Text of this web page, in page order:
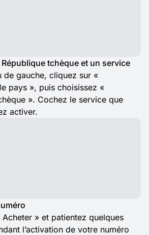
tchèque et un service
de gauche, cliquez sur «
pays », puis choisissez «
». Cochez le service que
activer.
» et patientez quelques
l’activation de votre numéro